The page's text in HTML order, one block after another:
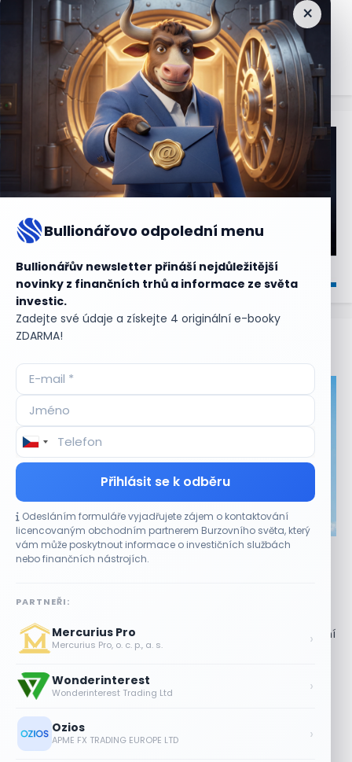
×
Bullionářovo odpolední menu
Bullionářův newsletter přináší nejdůležitější
novinky z finančních trhů a informace ze světa
investic.
Zadejte své údaje a získejte 4 originální e-booky
ZDARMA!
Přihlásit se k odběru
Odesláním formuláře vyjadřujete zájem o kontaktování
licencovaným obchodním partnerem Burzovního světa, který
vám může poskytnout informace o investičních službách
nebo finančních nástrojích.
PARTNEŘI:
Mercurius Pro
Mercurius Pro, o. c. p., a. s. ›
Wonderinterest
Wonderinterest Trading Ltd ›
Ozios
APME FX TRADING EUROPE LTD ›
Nejčtenějšízprávy
Aktuální
CO HÝBE TRHEM
Akcie Micron klesají, ale nejhoršímu výprodeji
paměťových čipů unikly
Micron Technology (MU) ve čtvrtek uzavřely obchodování
se ztrátou 1,3 %. Výrobce paměťových...
Jalapeňová kauza tlačí akcie Chipotle
níž. Analytici ale zůstávají klidní